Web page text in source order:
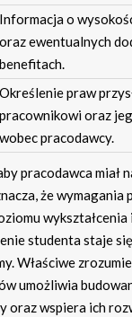
Informacja o
oraz ewentualnych
benefitach.
Określenie praw
pracownikowi oraz
wobec pracodawcy.
pracodawca miał
że wymagania
studenta staje
Właściwe
umożliwia
oraz wspiera ich